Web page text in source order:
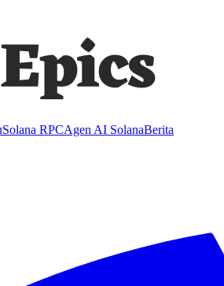
Solana RPCAgen AI SolanaBerita